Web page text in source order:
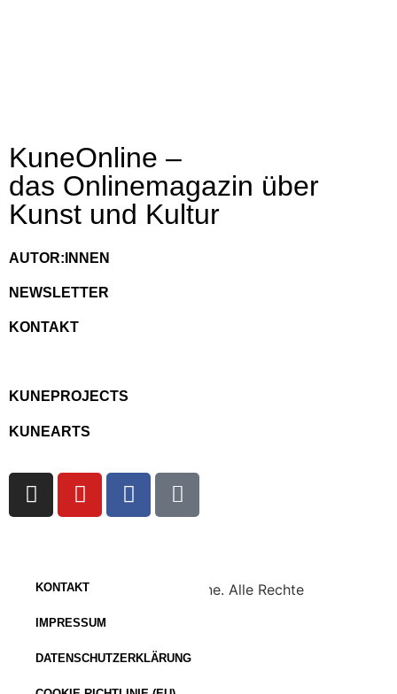
KuneOnline –
das Onlinemagazin über
Kunst und Kultur
AUTOR:INNEN
NEWSLETTER
KONTAKT
KUNEPROJECTS
KUNEARTS
KONTAKT
IMPRESSUM
DATENSCHUTZERKLÄRUNG
Copyright © 2023 KuneOnline. Alle Rechte